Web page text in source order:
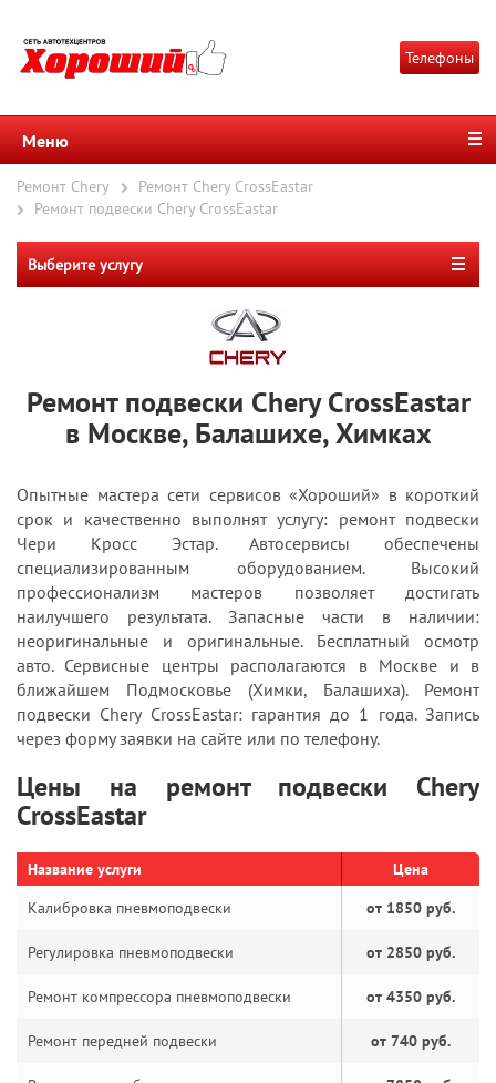
Телефоны
Меню
Ремонт Chery
Ремонт Chery CrossEastar
Ремонт подвески Chery CrossEastar
Выберите услугу
Ремонт подвески Chery CrossEastar
в Москве, Балашихе, Химках
Опытные мастера сети сервисов «Хороший» в короткий
срок и качественно выполнят услугу: ремонт подвески
Чери Кросс Эстар. Автосервисы обеспечены
специализированным оборудованием. Высокий
профессионализм мастеров позволяет достигать
наилучшего результата. Запасные части в наличии:
неоригинальные и оригинальные. Бесплатный осмотр
авто. Сервисные центры располагаются в Москве и в
ближайшем Подмосковье (Химки, Балашиха). Ремонт
подвески Chery CrossEastar: гарантия до 1 года. Запись
через форму заявки на сайте или по телефону.
Цены на ремонт подвески Chery
CrossEastar
Название услуги
Цена
Калибровка пневмоподвески
от 1850 руб.
Регулировка пневмоподвески от 2850 руб.
Ремонт компрессора пневмоподвески от 4350 руб.
Ремонт передней подвески от 740 руб.